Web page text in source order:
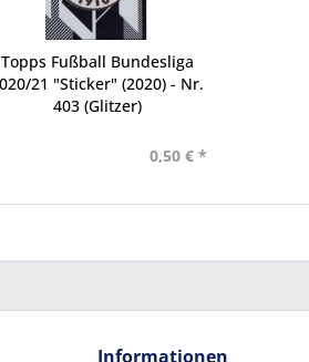
Topps Fußball Bundesliga
21 "Sticker" (2020) - Nr.
403 (Glitzer)
0,50 € *
Informationen